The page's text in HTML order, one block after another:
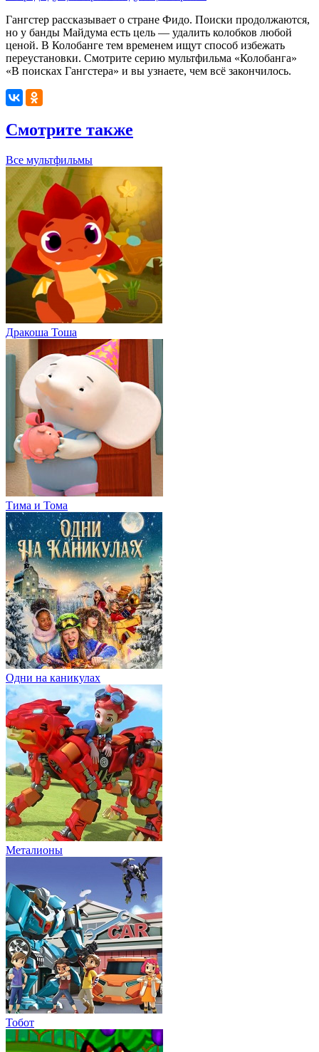
Гангстер рассказывает о стране Фидо. Поиски продолжаются,
но у банды Майдума есть цель — удалить колобков любой
ценой. В Колобанге тем временем ищут способ избежать
переустановки. Смотрите серию мультфильма «Колобанга»
«В поисках Гангстера» и вы узнаете, чем всё закончилось.
Смотрите также
Все мультфильмы
Дракоша Тоша
Тима и Тома
Одни на каникулах
Металионы
Тобот